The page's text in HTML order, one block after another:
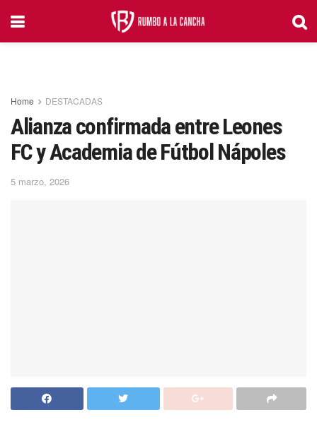
Home DESTACADAS
Alianza confirmada entre Leones
FC y Academia de Fútbol Nápoles
5 marzo, 2026